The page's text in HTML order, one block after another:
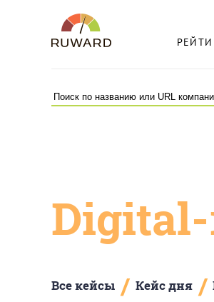
Все кейсы / Кейс дня /